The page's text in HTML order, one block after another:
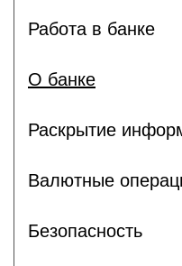
Работа в банке
О банке
Раскрытие
Валютные
Безопасность